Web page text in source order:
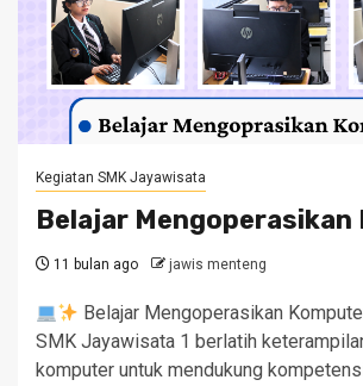
Kegiatan SMK Jayawisata
Belajar Mengoperasikan
11 bulan ago jawis menteng
Belajar Mengoperasikan
SMK Jayawisata 1 berlatih
komputer untuk mendukung